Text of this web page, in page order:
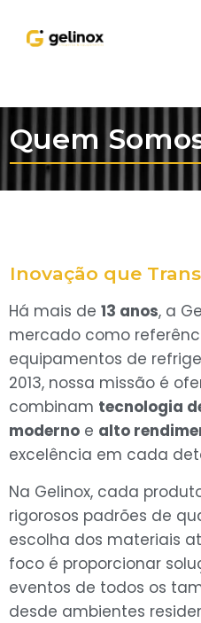
Quem
Inovação que
Há mais de 13 anos, a
mercado como
equipamentos de
2013, nossa missão é
combinam tecnologia
moderno e alto
excelência em cada
Na Gelinox, cada
rigorosos padrões de
escolha dos materiais
foco é proporcionar
eventos de todos os
desde ambientes